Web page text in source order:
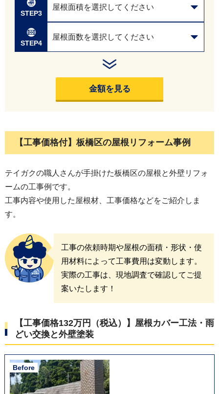
STEP3
屋根面積を選択してください
STEP4
屋根面数を選択してください
金額を見る
【工事価格付】板橋区の屋根リフォーム事例
テイガクの職人さんが手掛けた板橋区の屋根と外壁リフォ
ームの工事例です。
工事内容や使用した屋根材、工事価格などをご紹介しま
す。
工事の依頼時期や屋根の面積・形状・使
用材料によって工事費用は変動します。
実際の工事は、現地調査で確認してご提
案いたします！
【工事価格132万円（税込）】屋根カバー工法・雨
どい交換と外壁塗装